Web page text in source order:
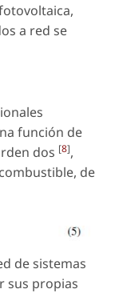
a red se
función de
dos [8],
de
de sistemas
sus propias